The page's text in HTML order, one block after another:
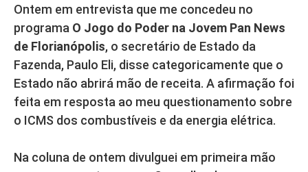
Ontem em entrevista que me concedeu no
programa O Jogo do Poder na Jovem Pan News
de Florianópolis, o secretário de Estado da
Fazenda, Paulo Eli, disse categoricamente que o
Estado não abrirá mão de receita. A afirmação foi
feita em resposta ao meu questionamento sobre
o ICMS dos combustíveis e da energia elétrica.
Na coluna de ontem divulguei em primeira mão